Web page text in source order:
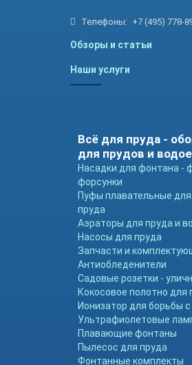
Телефоны: +7 (495) 778-
Обзоры и статьи
Наши услуги
Всё для пруда -
для прудов и
Насадки для фонтана -
форсунки
Пуфы плавательные
пруда
Аэраторы для пруда и
Насосы для пруда
Запчасти и
Антиобледенители
Садовые розетки -
Кокосовое полотно для
Ионизатор для борьбы
Ультрафиолетовые
Плавающие фонтаны
Пылесос для пруда
Фонтанные комплекты